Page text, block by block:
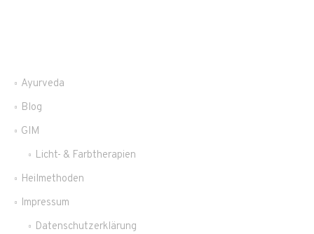
Ayurveda
Blog
GIM
Licht- & Farbtherapien
Heilmethoden
Impressum
Datenschutzerklärung